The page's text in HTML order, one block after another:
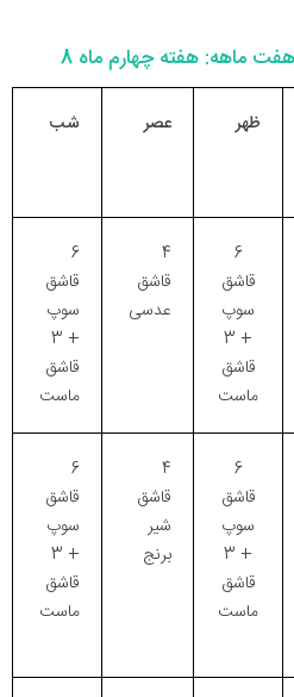
ماهه: هفته چهارم ماه 8
ظهر عصر شب
6
قاشق
سوپ
+ 3
قاشق
ماست
4
قاشق
عدسی
6
قاشق
سوپ
+ 3
قاشق
ماست
6
قاشق
سوپ
+ 3
قاشق
ماست
4
قاشق
شیر
برنج
6
قاشق
سوپ
+ 3
قاشق
ماست